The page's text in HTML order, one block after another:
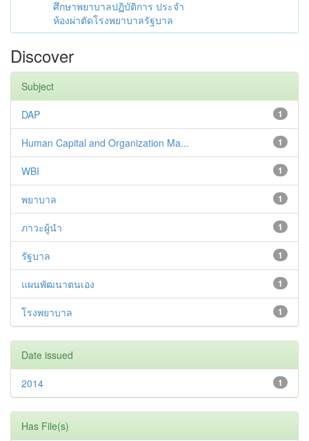
ศึกษาพยาบาลปฏิบัติการ ประจำ
ห้องผ่าตัดโรงพยาบาลรัฐบาล
Discover
Subject
1
DAP
1
Human Capital and Organization Ma...
1
WBI
1
พยาบาล
1
ภาวะผู้นำ
1
รัฐบาล
1
แผนพัฒนาตนเอง
1
โรงพยาบาล
Date issued
1
2014
Has File(s)